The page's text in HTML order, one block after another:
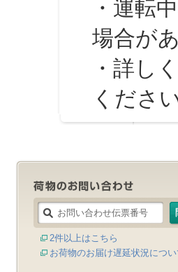
・運転
場合が
・詳し
ください
2件以上はこちら
お荷物のお届け遅延状況につい